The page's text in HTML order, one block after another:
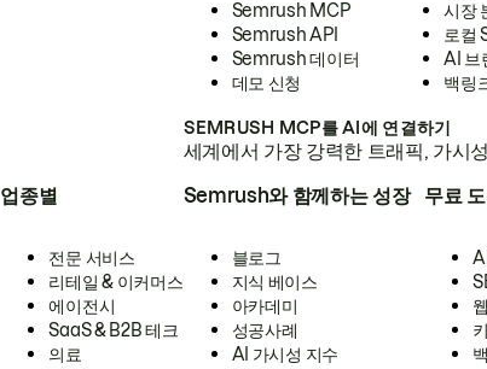
Semrush MCP
Semrush API
Semrush 데이터
데모 신청
시장
로컬
AI 브
백링
SEMRUSH MCP를 AI에 연결하기
세계에서 가장 강력한 트래픽, 가시
업종별
전문 서비스
리테일 & 이커머스
에이전시
SaaS & B2B 테크
의료
Semrush와 함께하는 성장
블로그
지식 베이스
아카데미
성공사례
AI 가시성 지수
무료